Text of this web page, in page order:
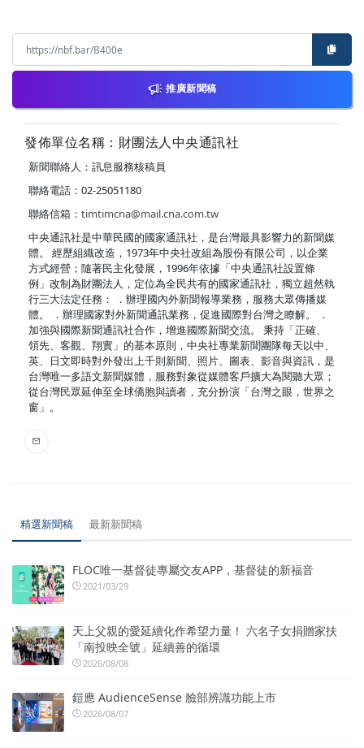
推廣新聞稿
發佈單位名稱：財團法人中央通訊社
新聞聯絡人：訊息服務核稿員
聯絡電話：02-25051180
聯絡信箱： timtimcna@mail.cna.com.tw
中央通訊社是中華民國的國家通訊社，是台灣最具影響力的新聞媒
體。 經歷組織改造，1973年中央社改組為股份有限公司，以企業
方式經營；隨著民主化發展，1996年依據「中央通訊社設置條
例」改制為財團法人，定位為全民共有的國家通訊社，獨立超然執
行三大法定任務： ．辦理國內外新聞報導業務，服務大眾傳播媒
體。 ．辦理國家對外新聞通訊業務，促進國際對台灣之瞭解。 ．
加強與國際新聞通訊社合作，增進國際新聞交流。 秉持「正確、
領先、客觀、翔實」的基本原則，中央社專業新聞團隊每天以中、
英、日文即時對外發出上千則新聞、照片、圖表、影音與資訊，是
台灣唯一多語文新聞媒體，服務對象從媒體客戶擴大為閱聽大眾；
從台灣民眾延伸至全球僑胞與讀者，充分扮演「台灣之眼，世界之
窗」。
精選新聞稿 最新新聞稿
FLOC唯一基督徒專屬交友APP，基督徒的新福音
2021/03/29
天上父親的愛延續化作希望力量！ 六名子女捐贈家扶
「南投映全號」延續善的循環
2026/08/08
鎧應 AudienceSense 臉部辨識功能上市
2026/08/07